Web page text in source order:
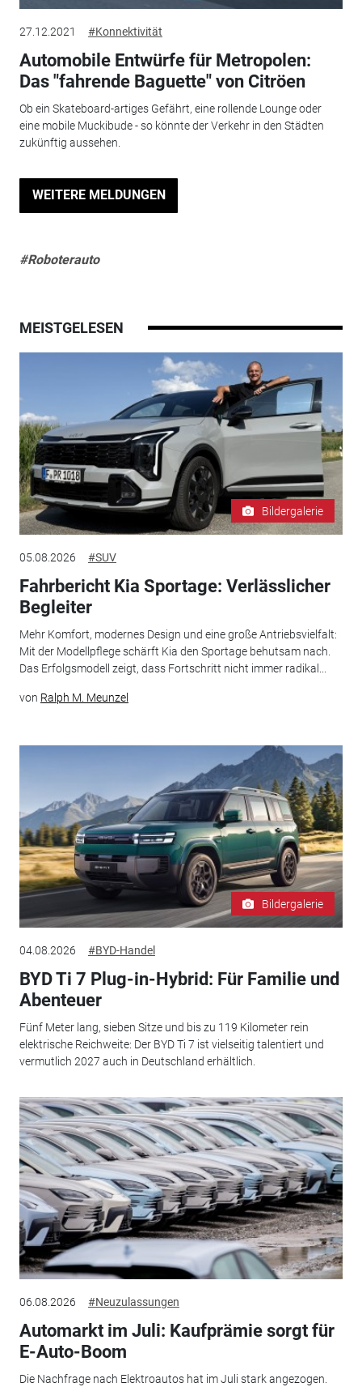
27.12.2021 #Konnektivität
Automobile Entwürfe für Metropolen:
Das "fahrende Baguette" von Citröen
Ob ein Skateboard-artiges Gefährt, eine rollende Lounge oder
eine mobile Muckibude - so könnte der Verkehr in den Städten
zukünftig aussehen.
WEITERE MELDUNGEN
#Roboterauto
MEISTGELESEN
Bildergalerie
05.08.2026 #SUV
Fahrbericht Kia Sportage: Verlässlicher
Begleiter
Mehr Komfort, modernes Design und eine große Antriebsvielfalt:
Mit der Modellpflege schärft Kia den Sportage behutsam nach.
Das Erfolgsmodell zeigt, dass Fortschritt nicht immer radikal...
von Ralph M. Meunzel
Bildergalerie
04.08.2026 #BYD-Handel
BYD Ti 7 Plug-in-Hybrid: Für Familie und
Abenteuer
Fünf Meter lang, sieben Sitze und bis zu 119 Kilometer rein
elektrische Reichweite: Der BYD Ti 7 ist vielseitig talentiert und
vermutlich 2027 auch in Deutschland erhältlich.
06.08.2026 #Neuzulassungen
Automarkt im Juli: Kaufprämie sorgt für
E-Auto-Boom
Die Nachfrage nach Elektroautos hat im Juli stark angezogen.